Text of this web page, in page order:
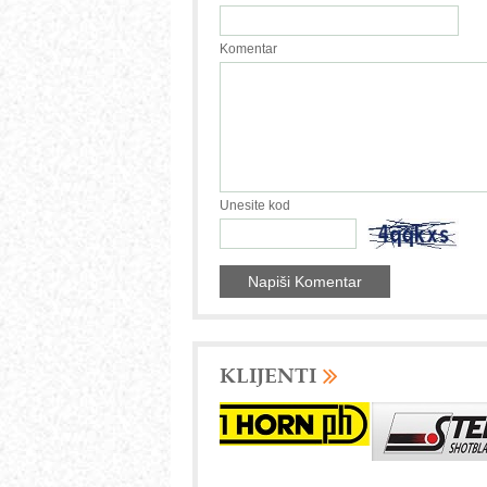
Komentar
Unesite kod
KLIJENTI